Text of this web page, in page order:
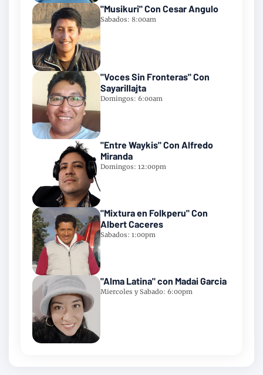
"Musikuri" Con Cesar Angulo
Sabados: 8:00am
"Voces Sin Fronteras" Con
Sayarillajta
Domingos: 6:00am
"Entre Waykis" Con Alfredo
Miranda
Domingos: 12:00pm
"Mixtura en Folkperu" Con
Albert Caceres
Sabados: 1:00pm
"Alma Latina" con Madai Garcia
Miercoles y Sabado: 6:00pm